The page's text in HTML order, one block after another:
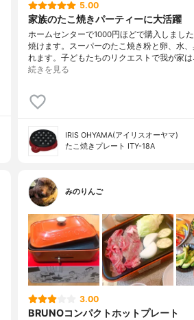
5.00
家族のたこ焼きパーティーに大活躍
ホームセンターで1000円ほどで購入しまし
焼けます。スーパーのたこ焼き粉と卵、水
れます。子どもたちのリクエストで我が家
続きを見る
IRIS OHYAMA(アイリスオーヤマ)
たこ焼きプレート ITY-18A
みのりんご
3.00
BRUNOコンパクトホットプレート